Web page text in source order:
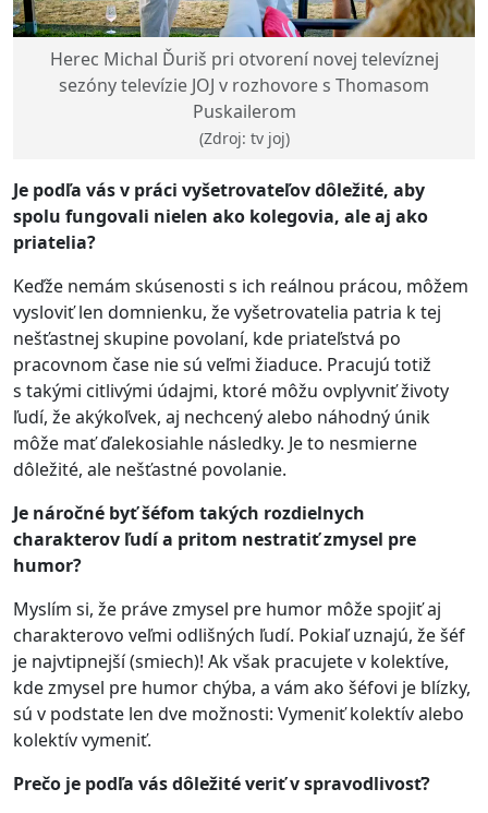
Herec Michal Ďuriš pri otvorení novej televíznej
sezóny televízie JOJ v rozhovore s Thomasom
Puskailerom
(Zdroj: tv joj)
Je podľa vás v práci vyšetrovateľov dôležité, aby
spolu fungovali nielen ako kolegovia, ale aj ako
priatelia?
Keďže nemám skúsenosti s ich reálnou prácou, môžem
vysloviť len domnienku, že vyšetrovatelia patria k tej
nešťastnej skupine povolaní, kde priateľstvá po
pracovnom čase nie sú veľmi žiaduce. Pracujú totiž
s takými citlivými údajmi, ktoré môžu ovplyvniť životy
ľudí, že akýkoľvek, aj nechcený alebo náhodný únik
môže mať ďalekosiahle následky. Je to nesmierne
dôležité, ale nešťastné povolanie.
Je náročné byť šéfom takých rozdielnych
charakterov ľudí a pritom nestratiť zmysel pre
humor?
Myslím si, že práve zmysel pre humor môže spojiť aj
charakterovo veľmi odlišných ľudí. Pokiaľ uznajú, že šéf
je najvtipnejší (smiech)! Ak však pracujete v kolektíve,
kde zmysel pre humor chýba, a vám ako šéfovi je blízky,
sú v podstate len dve možnosti: Vymeniť kolektív alebo
kolektív vymeniť.
Prečo je podľa vás dôležité veriť v spravodlivosť?